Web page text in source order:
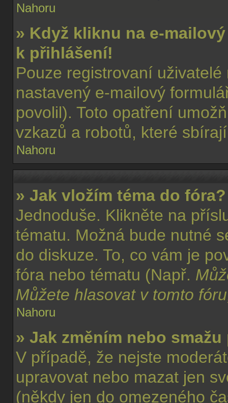
Nahoru
» Když kliknu na e-
k přihlášení!
Pouze registrovaní
nastavený e-mailový
povolil). Toto opatření
vzkazů a robotů, které
Nahoru
» Jak vložím téma do fóra?
Jednoduše. Klikněte na
tématu. Možná bude nutné
do diskuze. To, co vám je
fóra nebo tématu (Např.
Můžete hlasovat v tomto
Nahoru
» Jak změním nebo
V případě, že nejste
upravovat nebo mazat jen
(někdy jen do omezeného